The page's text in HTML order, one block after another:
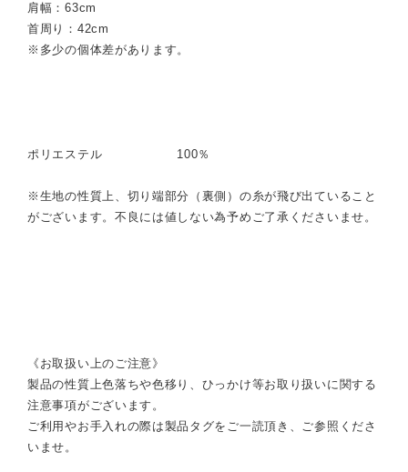
肩幅：63cm
首周り：42cm
※多少の個体差があります。
ポリエステル 100％
※生地の性質上、切り端部分（裏側）の糸が飛び出ていること
がございます。不良には値しない為予めご了承くださいませ。
《お取扱い上のご注意》
製品の性質上色落ちや色移り、ひっかけ等お取り扱いに関する
注意事項がございます。
ご利用やお手入れの際は製品タグをご一読頂き、ご参照くださ
いませ。